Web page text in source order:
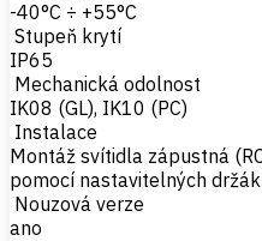
-40°C ÷ +55°C
Stupeň krytí
IP65
Mechanická odolnost
IK08 (GL), IK10 (PC)
Instalace
Montáž svítidla zápustná
pomocí nastavitelných
Nouzová verze
ano